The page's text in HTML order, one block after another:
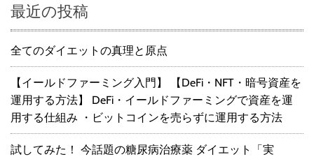
最近の投稿
全てのダイエットの真理と原点
【イールドファーミング入門】 【DeFi・NFT・暗号資産を
運用する方法】 DeFi・イールドファーミングで資産を運
用する仕組み ・ビットコインを売らずに運用する方法
試してみた！ 今話題の糖尿病治療薬 ダイエット「実